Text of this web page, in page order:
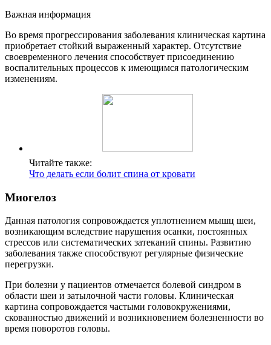
Важная информация
Во время прогрессирования заболевания клиническая картина
приобретает стойкий выраженный характер. Отсутствие
своевременного лечения способствует присоединению
воспалительных процессов к имеющимся патологическим
изменениям.
Читайте также:
Что делать если болит спина от кровати
Миогелоз
Данная патология сопровождается уплотнением мышц шеи,
возникающим вследствие нарушения осанки, постоянных
стрессов или систематических затеканий спины. Развитию
заболевания также способствуют регулярные физические
перегрузки.
При болезни у пациентов отмечается болевой синдром в
области шеи и затылочной части головы. Клиническая
картина сопровождается частыми головокружениями,
скованностью движений и возникновением болезненности во
время поворотов головы.